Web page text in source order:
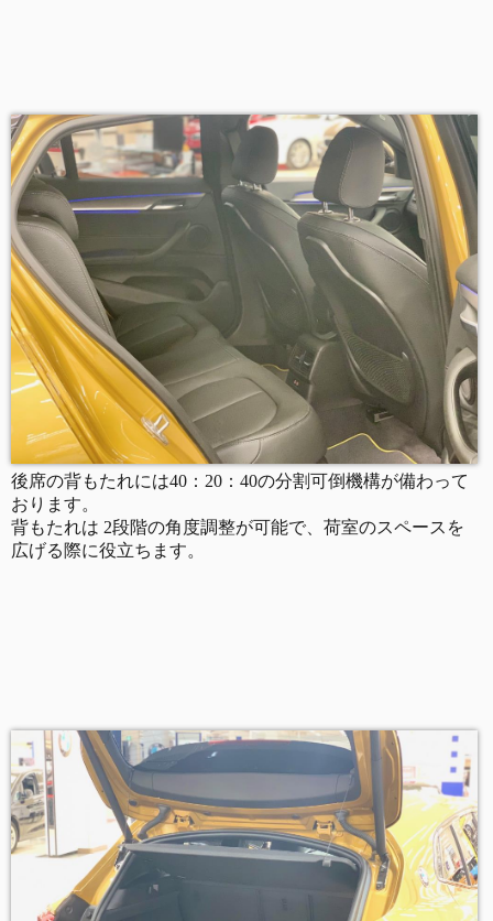
後席の背もたれには40：20：40の分割可倒機構が備わって
おります。
背もたれは 2段階の角度調整が可能で、荷室のスペースを
広げる際に役立ちます。